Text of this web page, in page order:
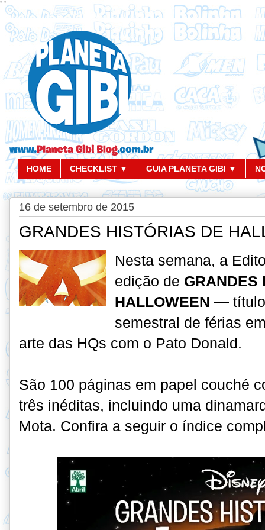
' '
HOME CHECKLIST ▼ GUIA PLANETA GIBI ▼
16 de setembro de 2015
GRANDES HISTÓRIAS DE
Nesta semana, a
edição de GRANDES
HALLOWEEN — título
semestral de férias
arte das HQs com o Pato Donald.
São 100 páginas em papel couché
três inéditas, incluindo uma
Mota. Confira a seguir o índice